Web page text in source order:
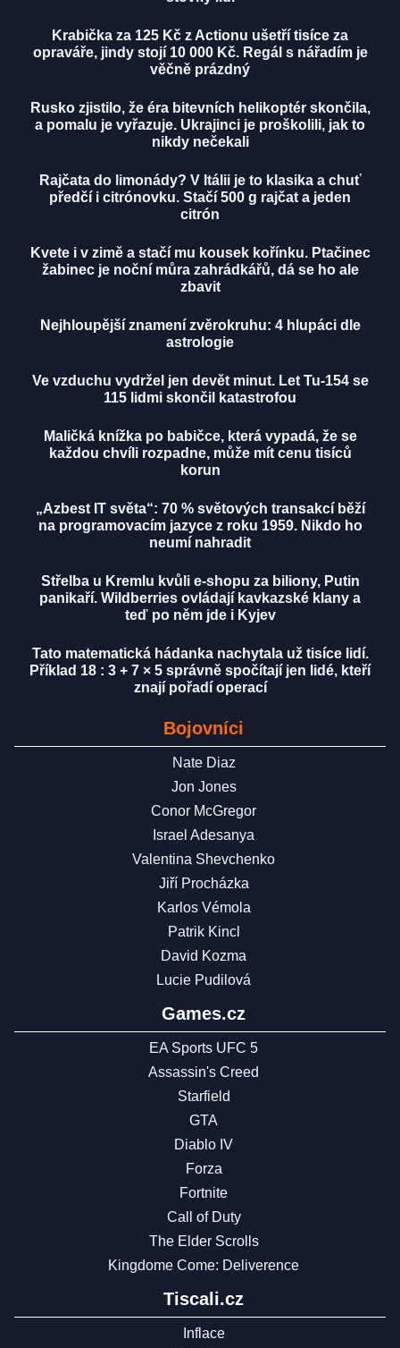
Krabička za 125 Kč z Actionu ušetří tisíce za
opraváře, jindy stojí 10 000 Kč. Regál s nářadím je
věčně prázdný
Rusko zjistilo, že éra bitevních helikoptér skončila,
a pomalu je vyřazuje. Ukrajinci je proškolili, jak to
nikdy nečekali
Rajčata do limonády? V Itálii je to klasika a chuť
předčí i citrónovku. Stačí 500 g rajčat a jeden
citrón
Kvete i v zimě a stačí mu kousek kořínku. Ptačinec
žabinec je noční můra zahrádkářů, dá se ho ale
zbavit
Nejhloupější znamení zvěrokruhu: 4 hlupáci dle
astrologie
Ve vzduchu vydržel jen devět minut. Let Tu-154 se
115 lidmi skončil katastrofou
Maličká knížka po babičce, která vypadá, že se
každou chvíli rozpadne, může mít cenu tisíců
korun
„Azbest IT světa“: 70 % světových transakcí běží
na programovacím jazyce z roku 1959. Nikdo ho
neumí nahradit
Střelba u Kremlu kvůli e-shopu za biliony, Putin
panikaří. Wildberries ovládají kavkazské klany a
teď po něm jde i Kyjev
Tato matematická hádanka nachytala už tisíce lidí.
Příklad 18 : 3 + 7 × 5 správně spočítají jen lidé, kteří
znají pořadí operací
Bojovníci
Nate Diaz
Jon Jones
Conor McGregor
Israel Adesanya
Valentina Shevchenko
Jiří Procházka
Karlos Vémola
Patrik Kincl
David Kozma
Lucie Pudilová
Games.cz
EA Sports UFC 5
Assassin's Creed
Starfield
GTA
Diablo IV
Forza
Fortnite
Call of Duty
The Elder Scrolls
Kingdome Come: Deliverence
Tiscali.cz
Inflace